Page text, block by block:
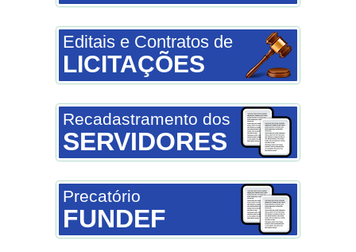
Editais e Contratos de
LICITAÇÕES
Recadastramento dos
SERVIDORES
Precatório
FUNDEF